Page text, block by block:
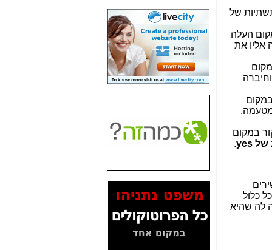
של
במקום העלה
אליו את
במקום
וחיברה
במקום
מטעמה.
ביקור במקום
yes
.
כלול
לה שהיא
חשיפה: איוב קרא
אישר לקבוצת סלקום
בדיוק מה שביבי אישר
כאן
האם השר איוב קרא
היה צריך בכלל לחתום
על האישור, שנתן
האם ביבי וקרא קבלו
בכלל תמורה עבור
ההטבות הרגולטוריות
המסמכים בנושא בזק-
Yes (תיק 4000)
מוכיחים "תפירת תיק"
לאיש הלא נכון! -כאן
עובדות ומסמכים